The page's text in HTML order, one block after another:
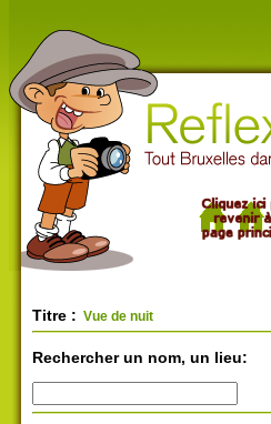
Titre : Vue de nuit
Rechercher un nom, un lieu: